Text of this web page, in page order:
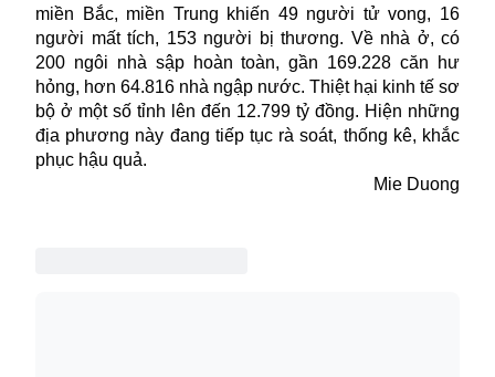
miền Bắc, miền Trung khiến 49 người tử vong, 16
người mất tích, 153 người bị thương. Về nhà ở, có
200 ngôi nhà sập hoàn toàn, gần 169.228 căn hư
hỏng, hơn 64.816 nhà ngập nước. Thiệt hại kinh tế sơ
bộ ở một số tỉnh lên đến 12.799 tỷ đồng. Hiện những
địa phương này đang tiếp tục rà soát, thống kê, khắc
phục hậu quả.
Mie Duong